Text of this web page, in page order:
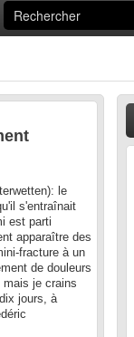
le
s'entraînait
est parti
apparaître des
fracture à un
de douleurs
mais je crains
jours, à